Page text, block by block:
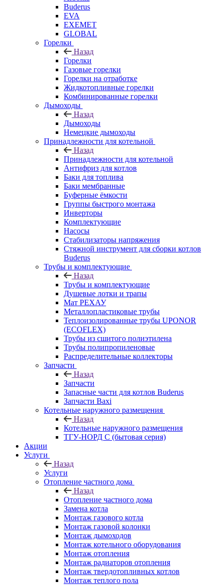
Buderus
EVA
EXEMET
GLOBAL
Горелки
Назад
Горелки
Газовые горелки
Горелки на отработке
Жидкотопливные горелки
Комбинированные горелки
Дымоходы
Назад
Дымоходы
Немецкие дымоходы
Принадлежности для котельной
Назад
Принадлежности для котельной
Антифриз для котлов
Баки для топлива
Баки мембранные
Буферные ёмкости
Группы быстрого монтажа
Инверторы
Комплектующие
Насосы
Стабилизаторы напряжения
Стяжной инструмент для сборки котлов
Buderus
Трубы и комплектующие
Назад
Трубы и комплектующие
Душевые лотки и трапы
Мат РЕХАУ
Металлопластиковые трубы
Теплоизолированные трубы UPONOR
(ECOFLEX)
Трубы из сшитого полиэтилена
Трубы полипропиленовые
Распределительные коллекторы
Запчасти
Назад
Запчасти
Запасные части для котлов Buderus
Запчасти Baxi
Котельные наружного размещения
Назад
Котельные наружного размещения
ТГУ-НОРД С (бытовая серия)
Акции
Услуги
Назад
Услуги
Отопление частного дома
Назад
Отопление частного дома
Замена котла
Монтаж газового котла
Монтаж газовой колонки
Монтаж дымоходов
Монтаж котельного оборудования
Монтаж отопления
Монтаж радиаторов отопления
Монтаж твердотопливных котлов
Монтаж теплого пола